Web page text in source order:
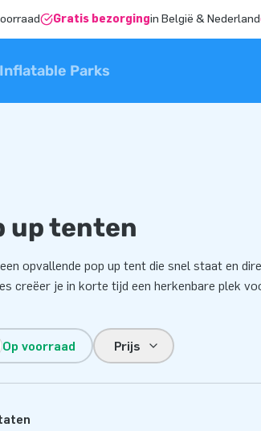
Gratis bezorgingin België & Nederland
Parks
up tenten
opvallende pop up tent die snel staat en
creëer je in korte tijd een herkenbare plek
Op voorraad Prijs